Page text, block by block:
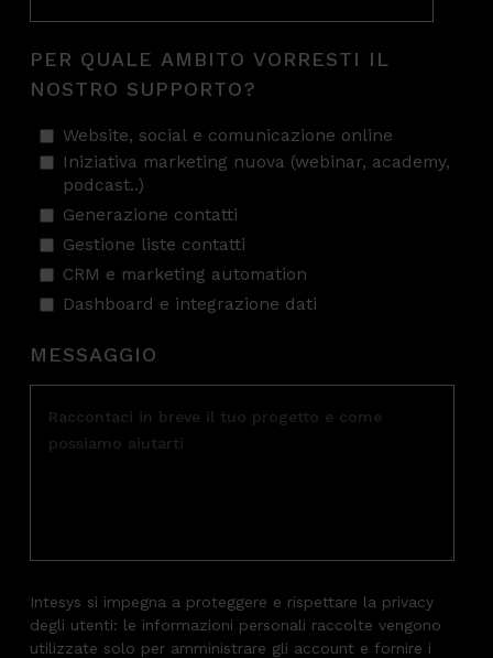
PER QUALE AMBITO VORRESTI IL
NOSTRO SUPPORTO?
Website, social e comunicazione online
Iniziativa marketing nuova (webinar, academy,
podcast..)
Generazione contatti
Gestione liste contatti
CRM e marketing automation
Dashboard e integrazione dati
MESSAGGIO
Intesys si impegna a proteggere e rispettare la privacy
degli utenti: le informazioni personali raccolte vengono
utilizzate solo per amministrare gli account e fornire i